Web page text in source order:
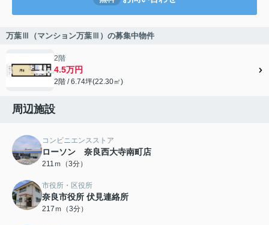
万葉Ⅲ（マンション万葉Ⅲ）の募集中物件
2階
4.5万円
2階 / 6.74坪(22.30㎡)
周辺施設
コンビニエンスストア
ローソン 奈良西大寺南町店
211ｍ（3分）
市役所・区役所
奈良市役所 伏見連絡所
217ｍ（3分）